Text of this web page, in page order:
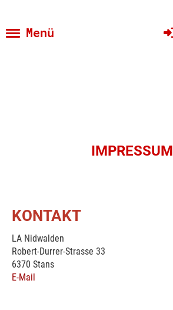
Menü
IMPRESSUM
KONTAKT
LA Nidwalden
Robert-Durrer-Strasse 33
6370 Stans
E-Mail